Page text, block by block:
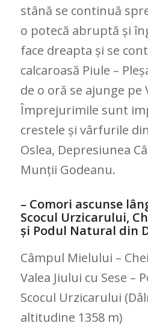
stână se continuă
o potecă abruptă și
face dreapta și se
calcaroasă Piule –
de o oră se ajunge pe
Împrejurimile sunt
crestele și vârfurile
Oslea, Depresiunea
Munții Godeanu.
– Comori ascunse
Scocul Urzicarului,
și Podul Natural din
Câmpul Mielului –
Valea Jiului cu Sese –
Scocul Urzicarului
altitudine 1358 m)